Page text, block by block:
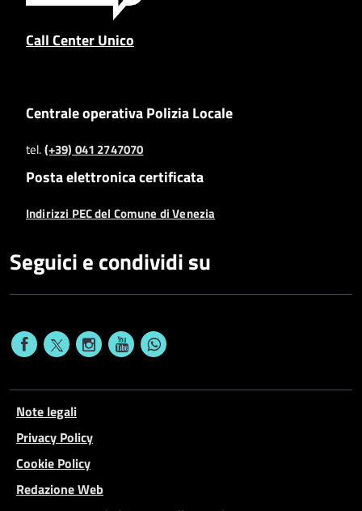
Call Center Unico
Centrale operativa Polizia Locale
tel.(+39) 041 2747070
Posta elettronica certificata
Indirizzi PEC del Comune di Venezia
Seguici e condividi su
Note legali
Privacy Policy
Cookie Policy
Redazione Web